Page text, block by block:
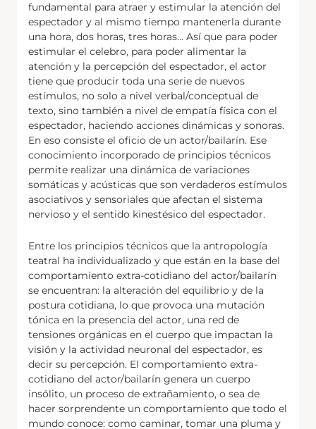
fundamental para atraer y estimular la atención del
espectador y al mismo tiempo mantenerla durante
una hora, dos horas, tres horas… Así que para poder
estimular el celebro, para poder alimentar la
atención y la percepción del espectador, el actor
tiene que producir toda una serie de nuevos
estímulos, no solo a nivel verbal/conceptual de
texto, sino también a nivel de empatía física con el
espectador, haciendo acciones dinámicas y sonoras.
En eso consiste el oficio de un actor/bailarín. Ese
conocimiento incorporado de principios técnicos
permite realizar una dinámica de variaciones
somáticas y acústicas que son verdaderos estímulos
asociativos y sensoriales que afectan el sistema
nervioso y el sentido kinestésico del espectador.
Entre los principios técnicos que la antropología
teatral ha individualizado y que están en la base del
comportamiento extra-cotidiano del actor/bailarín
se encuentran: la alteración del equilibrio y de la
postura cotidiana, lo que provoca una mutación
tónica en la presencia del actor, una red de
tensiones orgánicas en el cuerpo que impactan la
visión y la actividad neuronal del espectador, es
decir su percepción. El comportamiento extra-
cotidiano del actor/bailarín genera un cuerpo
insólito, un proceso de extrañamiento, o sea de
hacer sorprendente un comportamiento que todo el
mundo conoce: como caminar, tomar una pluma y